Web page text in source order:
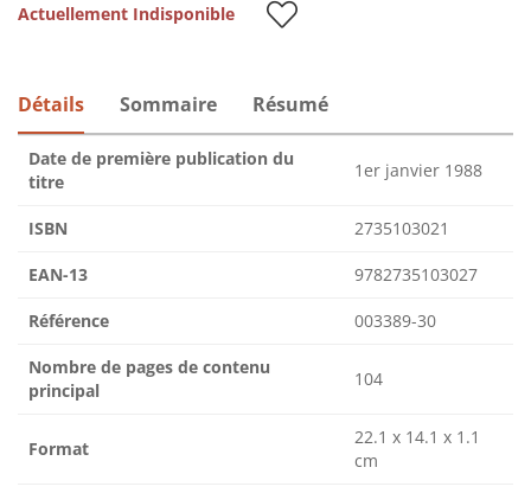
Actuellement Indisponible
Détails Sommaire Résumé
Date de première publication du
titre
1er janvier 1988
ISBN 2735103021
EAN-13 9782735103027
Référence 003389-30
Nombre de pages de contenu
principal
104
Format
22.1 x 14.1 x 1.1
cm